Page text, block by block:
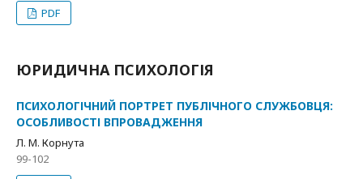
PDF
ЮРИДИЧНА ПСИХОЛОГІЯ
ПСИХОЛОГІЧНИЙ ПОРТРЕТ ПУБЛІЧНОГО СЛУЖБОВЦЯ:
ОСОБЛИВОСТІ ВПРОВАДЖЕННЯ
Л. М. Корнута
99-102